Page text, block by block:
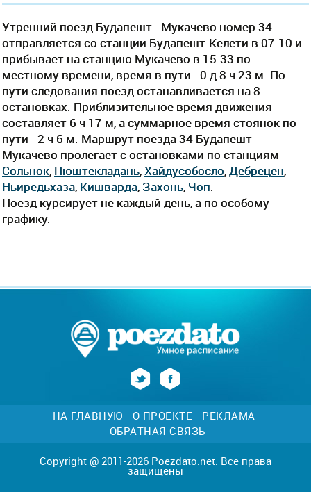
Утренний поезд Будапешт - Мукачево номер 34
отправляется со станции Будапешт-Келети в 07.10 и
прибывает на станцию Мукачево в 15.33 по
местному времени, время в пути - 0 д 8 ч 23 м. По
пути следования поезд останавливается на 8
остановках. Приблизительное время движения
составляет 6 ч 17 м, а суммарное время стоянок по
пути - 2 ч 6 м. Маршрут поезда 34 Будапешт -
Мукачево пролегает c остановками по станциям
Сольнок, Пюштекладань,Хайдусобосло, Дебрецен,
Ньиредьхаза, Кишварда, Захонь, Чоп
Поезд курсирует не каждый день, а по особому
графику.
НА ГЛАВНУЮ О ПРОЕКТЕ
РЕКЛАМА
ОБРАТНАЯ СВЯЗЬ
Copyright @ 2011-2026 Poezdato.net. Все права
защищены